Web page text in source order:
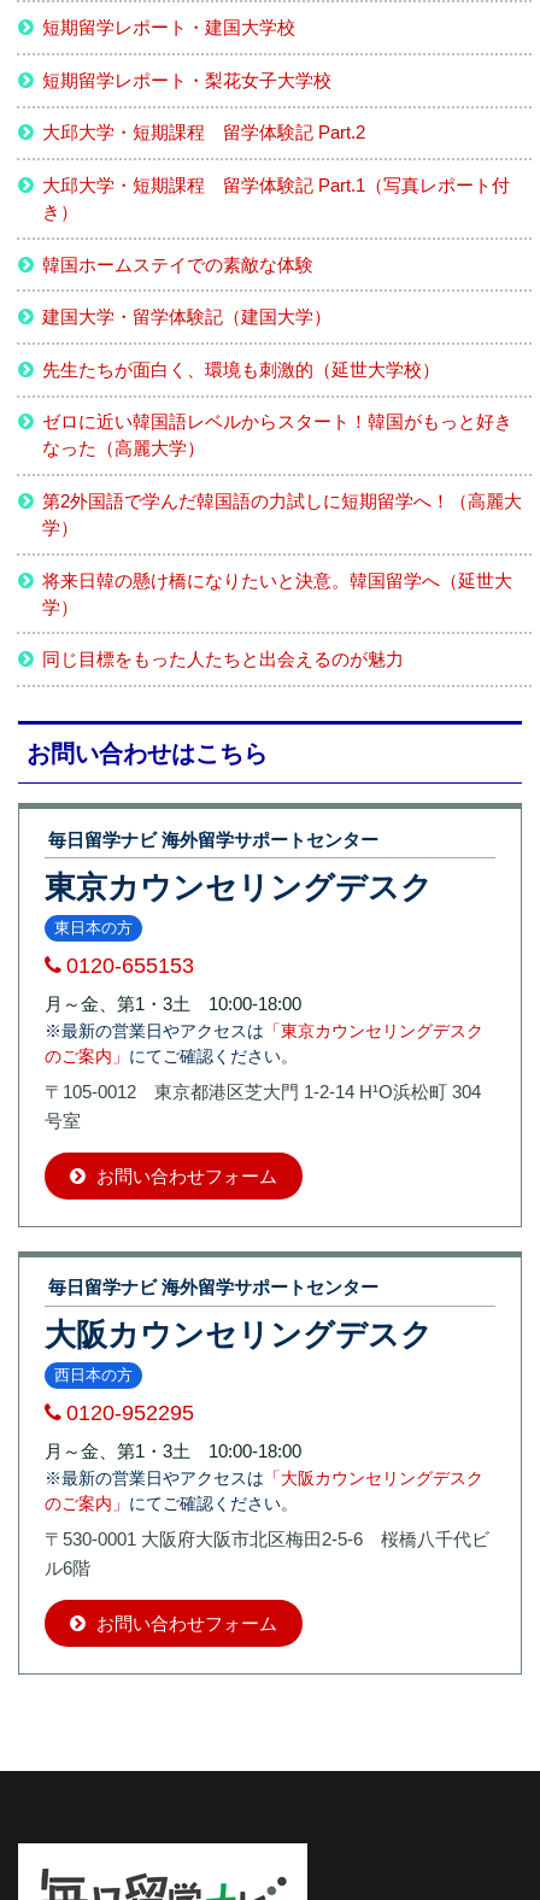
短期留学レポート・建国大学校
短期留学レポート・梨花女子大学校
大邱大学・短期課程 留学体験記 Part.2
大邱大学・短期課程 留学体験記 Part.1（写真レポート付
き）
韓国ホームステイでの素敵な体験
建国大学・留学体験記（建国大学）
先生たちが面白く、環境も刺激的（延世大学校）
ゼロに近い韓国語レベルからスタート！韓国がもっと好き
なった（高麗大学）
第2外国語で学んだ韓国語の力試しに短期留学へ！（高麗大
学）
将来日韓の懸け橋になりたいと決意。韓国留学へ（延世大
学）
同じ目標をもった人たちと出会えるのが魅力
お問い合わせはこちら
毎日留学ナビ 海外留学サポートセンター
東京カウンセリングデスク
東日本の方
0120-655153
月～金、第1・3土 10:00-18:00
※最新の営業日やアクセスは 「東京カウンセリングデスク
のご案内」 にてご確認ください。
〒105-0012 東京都港区芝大門 1-2-14 H¹O浜松町 304
号室
お問い合わせフォーム
毎日留学ナビ 海外留学サポートセンター
大阪カウンセリングデスク
西日本の方
0120-952295
月～金、第1・3土 10:00-18:00
※最新の営業日やアクセスは 「大阪カウンセリングデスク
のご案内」 にてご確認ください。
〒530-0001 大阪府大阪市北区梅田2-5-6 桜橋八千代ビ
ル6階
お問い合わせフォーム